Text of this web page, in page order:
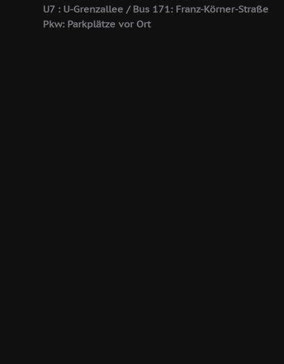
U7 : U-Grenzallee / Bus 171: Franz-Körner-Straße
Pkw: Parkplätze vor Ort